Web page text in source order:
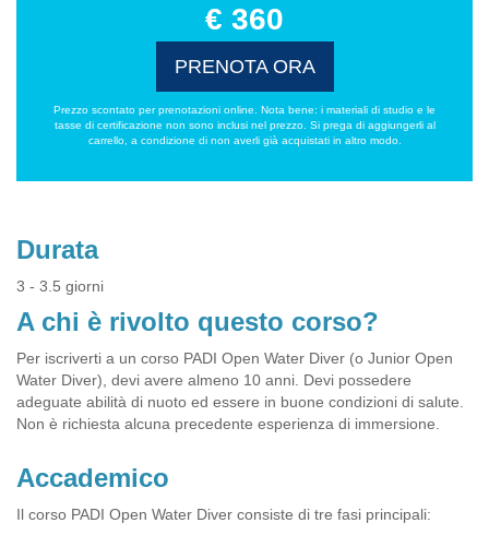
€ 360
PRENOTA ORA
Prezzo scontato per prenotazioni online. Nota bene: i materiali di studio e le
tasse di certificazione non sono inclusi nel prezzo. Si prega di aggiungerli al
carrello, a condizione di non averli già acquistati in altro modo.
Durata
3 - 3.5 giorni
A chi è rivolto questo corso?
Per iscriverti a un corso PADI Open Water Diver (o Junior Open
Water Diver), devi avere almeno 10 anni. Devi possedere
adeguate abilità di nuoto ed essere in buone condizioni di salute.
Non è richiesta alcuna precedente esperienza di immersione.
Accademico
Il corso PADI Open Water Diver consiste di tre fasi principali: